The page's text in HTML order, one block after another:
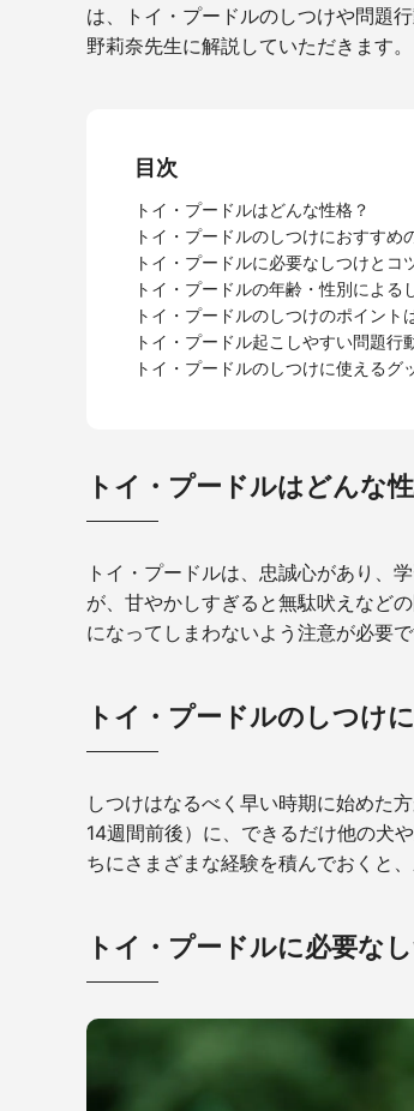
は、トイ・プードルのしつけや問題
野莉奈先生に解説していただきます。
目次
トイ・プードルはどんな性格？
トイ・プードルのしつけにおすすめ
トイ・プードルに必要なしつけとコ
トイ・プードルの年齢・性別による
トイ・プードルのしつけのポイント
トイ・プードル起こしやすい問題行
トイ・プードルのしつけに使えるグ
トイ・プードルはどんな
トイ・プードルは、忠誠心があり、
が、甘やかしすぎると無駄吠えなど
になってしまわないよう注意が必要で
トイ・プードルのしつけ
しつけはなるべく早い時期に始めた
14週間前後）に、できるだけ他の犬
ちにさまざまな経験を積んでおくと
トイ・プードルに必要な